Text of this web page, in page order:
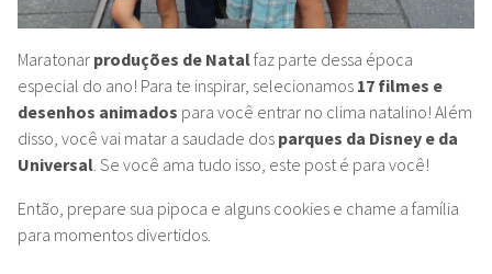
Maratonar produções de Natalfaz parte dessa época
especial do ano! Para te inspirar, selecionamos 17 filmes e
desenhos animados para você entrar no clima natalino! Além
disso, você vai matar a saudade dos parques da Disney e da
Universal . Se você ama tudo isso, este post é para você!
Então, prepare sua pipoca e alguns cookies e chame a família
para momentos divertidos.